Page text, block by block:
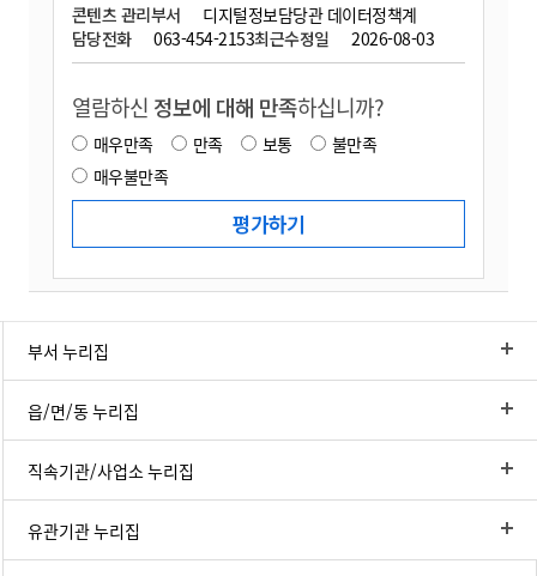
콘텐츠 관리부서
디지털정보담당관 데이터정책계
담당전화
063-454-2153최근수정일 2026-08-03
열람하신 정보에 대해 만족하십니까?
매우만족 만족 보통
불만족
매우불만족
부서 누리집
읍/면/동 누리집
직속기관/사업소 누리집
유관기관 누리집